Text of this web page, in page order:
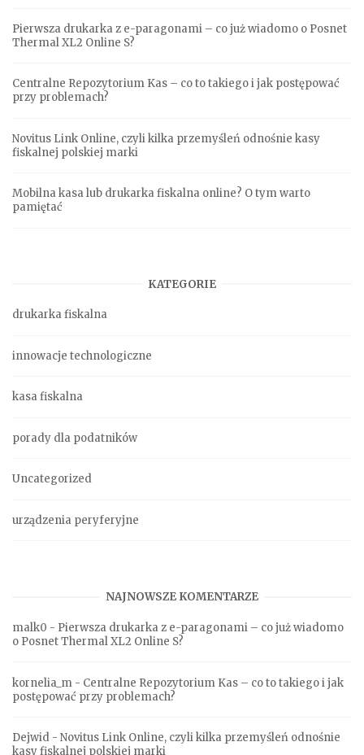
Pierwsza drukarka z e-paragonami – co już wiadomo o Posnet
Thermal XL2 Online S?
Centralne Repozytorium Kas – co to takiego i jak postępować
przy problemach?
Novitus Link Online, czyli kilka przemyśleń odnośnie kasy
fiskalnej polskiej marki
Mobilna kasa lub drukarka fiskalna online? O tym warto
pamiętać
KATEGORIE
drukarka fiskalna
innowacje technologiczne
kasa fiskalna
porady dla podatników
Uncategorized
urządzenia peryferyjne
NAJNOWSZE KOMENTARZE
malk0 - Pierwsza drukarka z e-paragonami – co już wiadomo
o Posnet Thermal XL2 Online S?
kornelia_m - Centralne Repozytorium Kas – co to takiego i jak
postępować przy problemach?
Dejwid - Novitus Link Online, czyli kilka przemyśleń odnośnie
kasy fiskalnej polskiej marki